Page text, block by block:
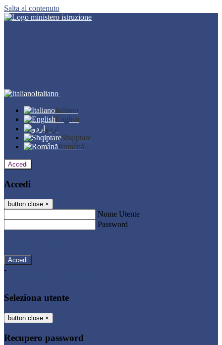
Salta al contenuto
Italiano
Italiano
English
اردو
Shqiptare
Română
Accedi
Accedi
button close ×
Nome Utente
Password
-
Seleziona utente
button close ×
Recupero password